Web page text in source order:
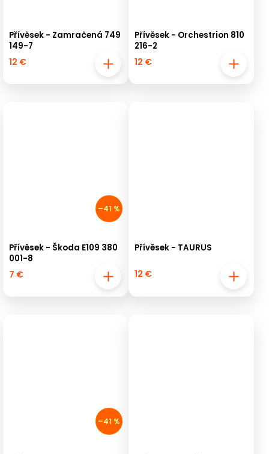
Přívěsek - Zamračená 749
149-7
12 €
Přívěsek - Orchestrion 810
216-2
12 €
–41 %
Přívěsek - Škoda E109 380
001-8
7 €
Přívěsek - TAURUS
12 €
–41 %